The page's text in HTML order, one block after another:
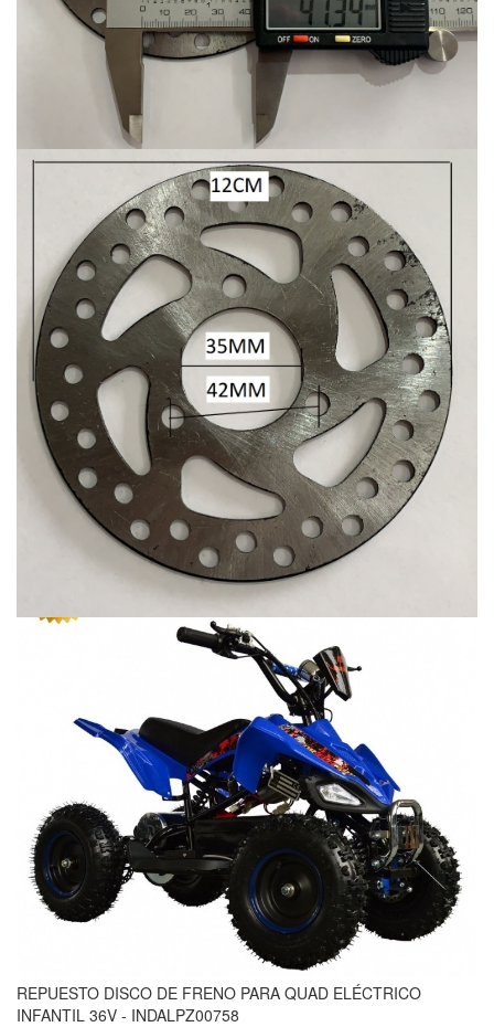
REPUESTO DISCO DE FRENO PARA QUAD ELÉCTRICO
INFANTIL 36V - INDALPZ00758